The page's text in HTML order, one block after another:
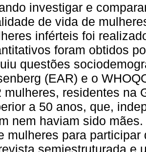
investigar e
de vida de
inférteis foi
foram obtidos
questões
(EAR) e o
mulheres, residentes na
a 50 anos, que,
nem haviam sido
mulheres para
semiestruturada e